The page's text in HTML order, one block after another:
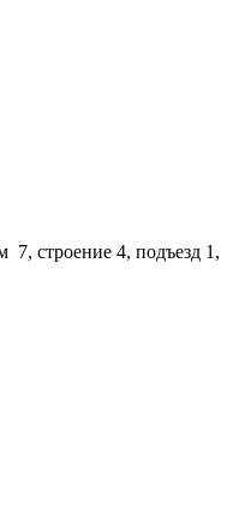
7, строение 4, подъезд 1,